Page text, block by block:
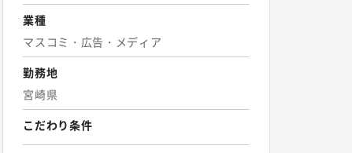
業種
マスコミ・広告・メディア
勤務地
宮崎県
こだわり条件